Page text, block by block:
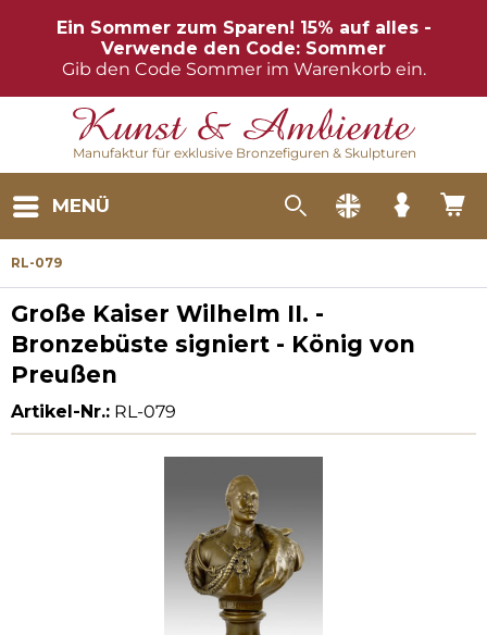
Ein Sommer zum Sparen! 15% auf alles -
Verwende den Code: Sommer
Gib den Code Sommer im Warenkorb ein.
Manufaktur für exklusive Bronzefiguren & Skulpturen
MENÜ
RL-079
Große Kaiser Wilhelm II. -
Bronzebüste signiert - König von
Preußen
Artikel-Nr.: RL-079